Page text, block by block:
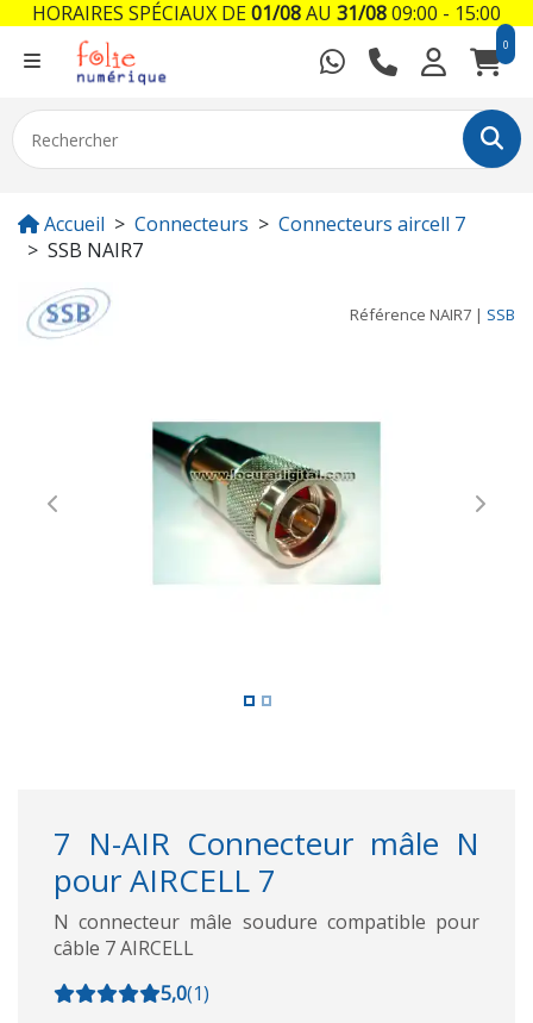
0
Accueil Connecteurs
Connecteurs aircell 7
SSB NAIR7
Référence NAIR7 | SSB
Previous Next
7 N-AIR Connecteur mâle N
pour AIRCELL 7
N connecteur mâle soudure compatible pour
câble 7 AIRCELL
5,0(1)
HORAIRES SPÉCIAUX DE01/08AU 31/0809:00 - 15:00